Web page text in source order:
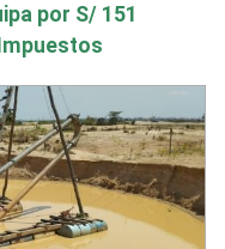
por S/ 151